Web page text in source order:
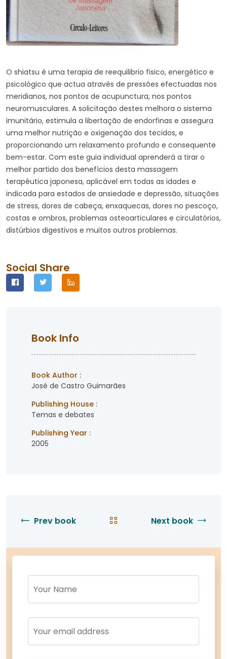
O shiatsu é uma terapia de reequilibrio fisico, energético e
psicológico que actua através de pressões efectuadas nos
meridianos, nos pontos de acupunctura, nos pontos
neuromusculares. A solicitação destes melhora o sistema
imunitário, estimula a libertação de endorfinas e assegura
uma melhor nutrição e oxigenação dos tecidos, e
proporcionando um relaxamento profundo e consequente
bem-estar. Com este guia individual aprenderá a tirar o
melhor partido dos benefícios desta massagem
terapêutica japonesa, aplicável em todas as idades e
indicada para estados de ansiedade e depressão, situações
de stress, dores de cabeça, enxaquecas, dores no pescoço,
costas e ombros, problemas osteoarticulares e circulatórios,
distúrbios digestivos e muitos outros problemas.
Social Share
Book Info
Book Author :
José de Castro Guimarães
Publishing House :
Temas e debates
Publishing Year :
2005
Prev book Next book
Name
Name